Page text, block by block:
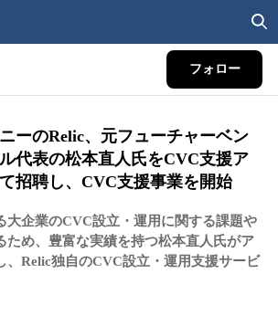
フォロー
ーのRelic、元フューチャーベン
代表の松本直人氏をCVC支援ア
招聘し、CVC支援事業を開始
大企業のCVC設立・運用に関する課題や
ため、豊富な実績を持つ松本直人氏がア
、Relic独自のCVC設立・運用支援サービ